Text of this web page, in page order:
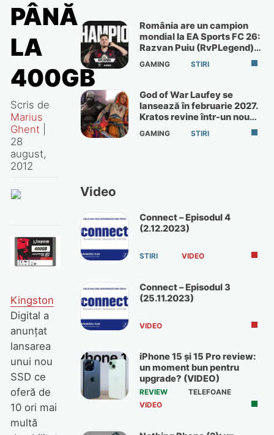
PÂNĂ
LA
400GB
Scris de
Marius
Ghent
28
august,
2012
Kingston
Digital a
anunţat
lansarea
unui nou
SSD ce
oferă de
10 ori mai
multă
România are un campion
mondial la EA Sports FC 26:
Razvan Puiu (RvPLegend)
câștigă turneul de la Paris
GAMING STIRI
God of War Laufey se
lansează în februarie 2027.
Kratos revine într-un nou
God of War
GAMING STIRI
Video
Connect – Episodul 4
(2.12.2023)
STIRI VIDEO
Connect – Episodul 3
(25.11.2023)
VIDEO
iPhone 15 și 15 Pro review:
un moment bun pentru
upgrade? (VIDEO)
REVIEW
TELEFOANE
VIDEO